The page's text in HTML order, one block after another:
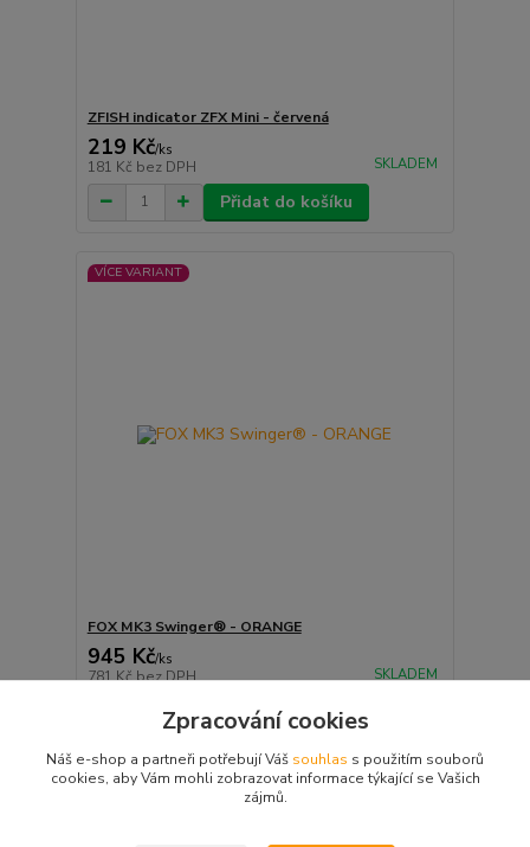
ZFISH indicator ZFX Mini - červená
219 Kč/ks
181 Kč bez DPH SKLADEM
Přidat do košíku
VÍCE VARIANT
FOX MK3 Swinger® - ORANGE
945 Kč/ks
781 Kčbez DPH SKLADEM
Přidat do košíku
strana
Zpracování cookies
Náš e-shop a partneři potřebují Váš souhlas s použitím souborů
cookies, aby Vám mohli zobrazovat informace týkající se Vašich
zájmů.